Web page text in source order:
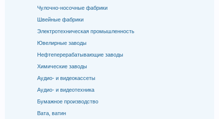
Чулочно-носочные фабрики
Швейные фабрики
Электротехническая промышленность
Ювелирные заводы
Нефтеперерабатывающие заводы
Химические заводы
Аудио- и видеокассеты
Аудио- и видеотехника
Бумажное производство
Вата, ватин